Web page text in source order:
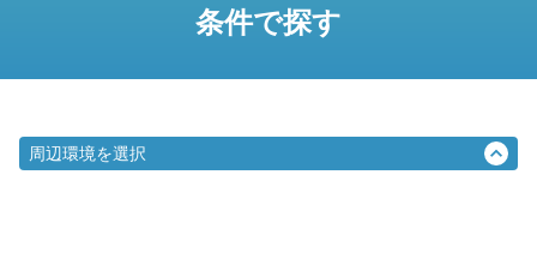
条件で探す
周辺環境を選択